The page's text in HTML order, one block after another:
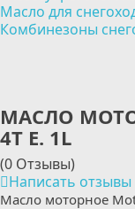
Масло для
Комбинезоны
МАСЛО
4T E. 1L
(0 Отзывы)
Написать отзывы
Масло моторное